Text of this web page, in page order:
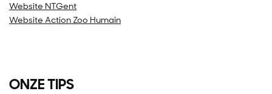
Website NTGent
Website Action Zoo Humain
ONZE TIPS